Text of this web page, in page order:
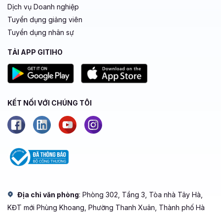
Dịch vụ Doanh nghiệp
Tuyển dụng giảng viên
Tuyển dụng nhân sự
TẢI APP GITIHO
KẾT NỐI VỚI CHÚNG TÔI
Địa chỉ văn phòng: Phòng 302, Tầng 3, Tòa nhà Tây Hà,
KĐT mới Phùng Khoang, Phường Thanh Xuân, Thành phố Hà